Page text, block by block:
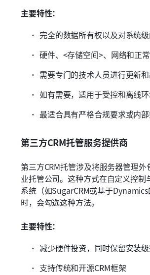
主要特性：
完全的数据所有权以及对系统
硬件、<存储空间>、网络和正
需要专门的技术人员进行更新
如有需要，适用于受控和离线
最适合具有严格合规要求或内
第三方CRM托管服务提供商
第三方CRM托管涉及将服务器管理
业托管公司。这种方式在自定义控
系统（如SugarCRM或基于
时，会勾选这种方法。
主要特性：
减少硬件投资，同时保留安装
支持传统和开源CRM框架